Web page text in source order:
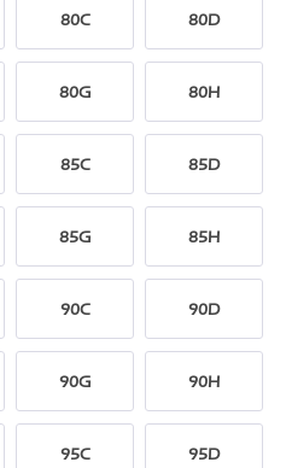
80C 80D
80G 80H
85C 85D
85G 85H
90C 90D
90G 90H
95C 95D